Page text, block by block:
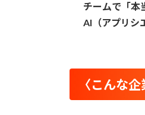
チームで「本
AI（アプリシ
〈こんな企